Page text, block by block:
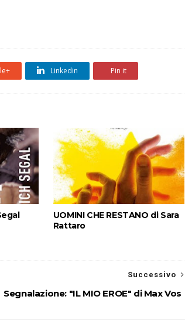
Linkedin Pin it
UOMINI CHE RESTANO di Sara
Rattaro
Successivo
Segnalazione: "IL MIO EROE" di Max Vos